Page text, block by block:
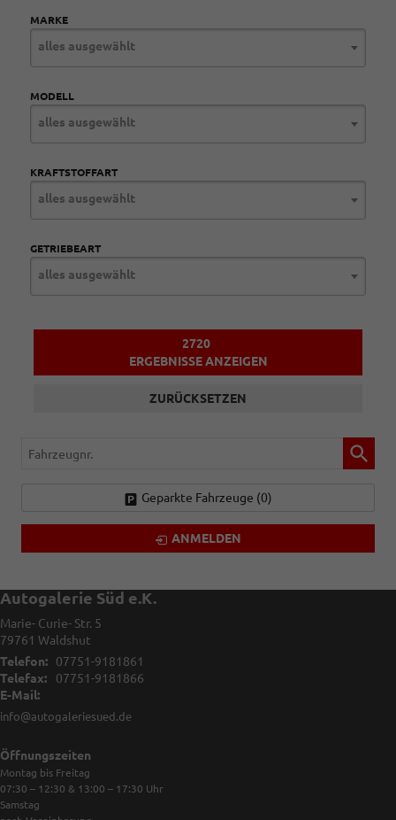
MARKE
alles ausgewählt
MODELL
alles ausgewählt
KRAFTSTOFFART
alles ausgewählt
GETRIEBEART
alles ausgewählt
2720
ERGEBNISSE ANZEIGEN
ZURÜCKSETZEN
Fahrzeugnr.
Geparkte Fahrzeuge (0)
ANMELDEN
Autogalerie Süd e.K.
Marie- Curie- Str. 5
79761 Waldshut
Telefon:
07751-9181861
Telefax:
07751-9181866
E-Mail:
info@autogaleriesued.de
Öffnungszeiten
Montag bis Freitag
07:30 – 12:30 & 13:00 – 17:30 Uhr
Samstag